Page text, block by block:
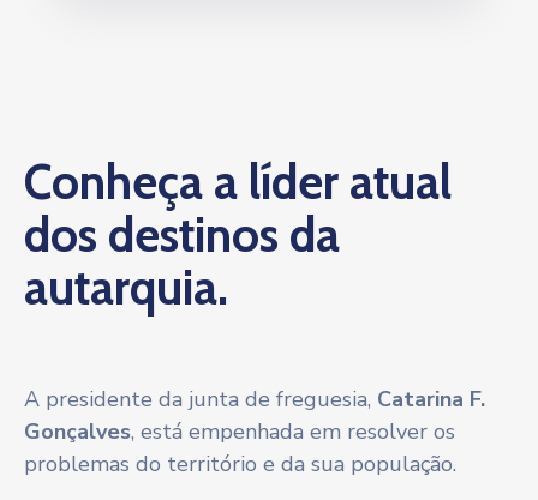
Conheça a líder atual
dos destinos da
autarquia.
A presidente da junta de freguesia, Catarina F.
Gonçalves, está empenhada em resolver os
problemas do território e da sua população.